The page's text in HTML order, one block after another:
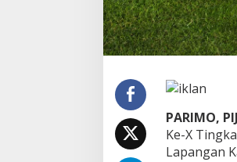
t
R
e
s
i
b
u
k
PARIMO,
Ke-X
Lapangan